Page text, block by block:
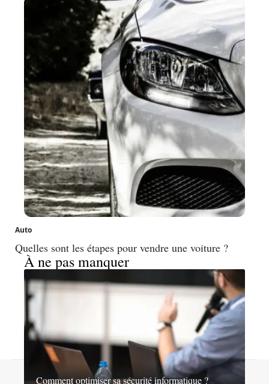
Auto
Quelles sont les étapes pour vendre une voiture ?
À ne pas manquer
Comment optimiser sa sécurité informatique ?
Mentions légales Sitemap